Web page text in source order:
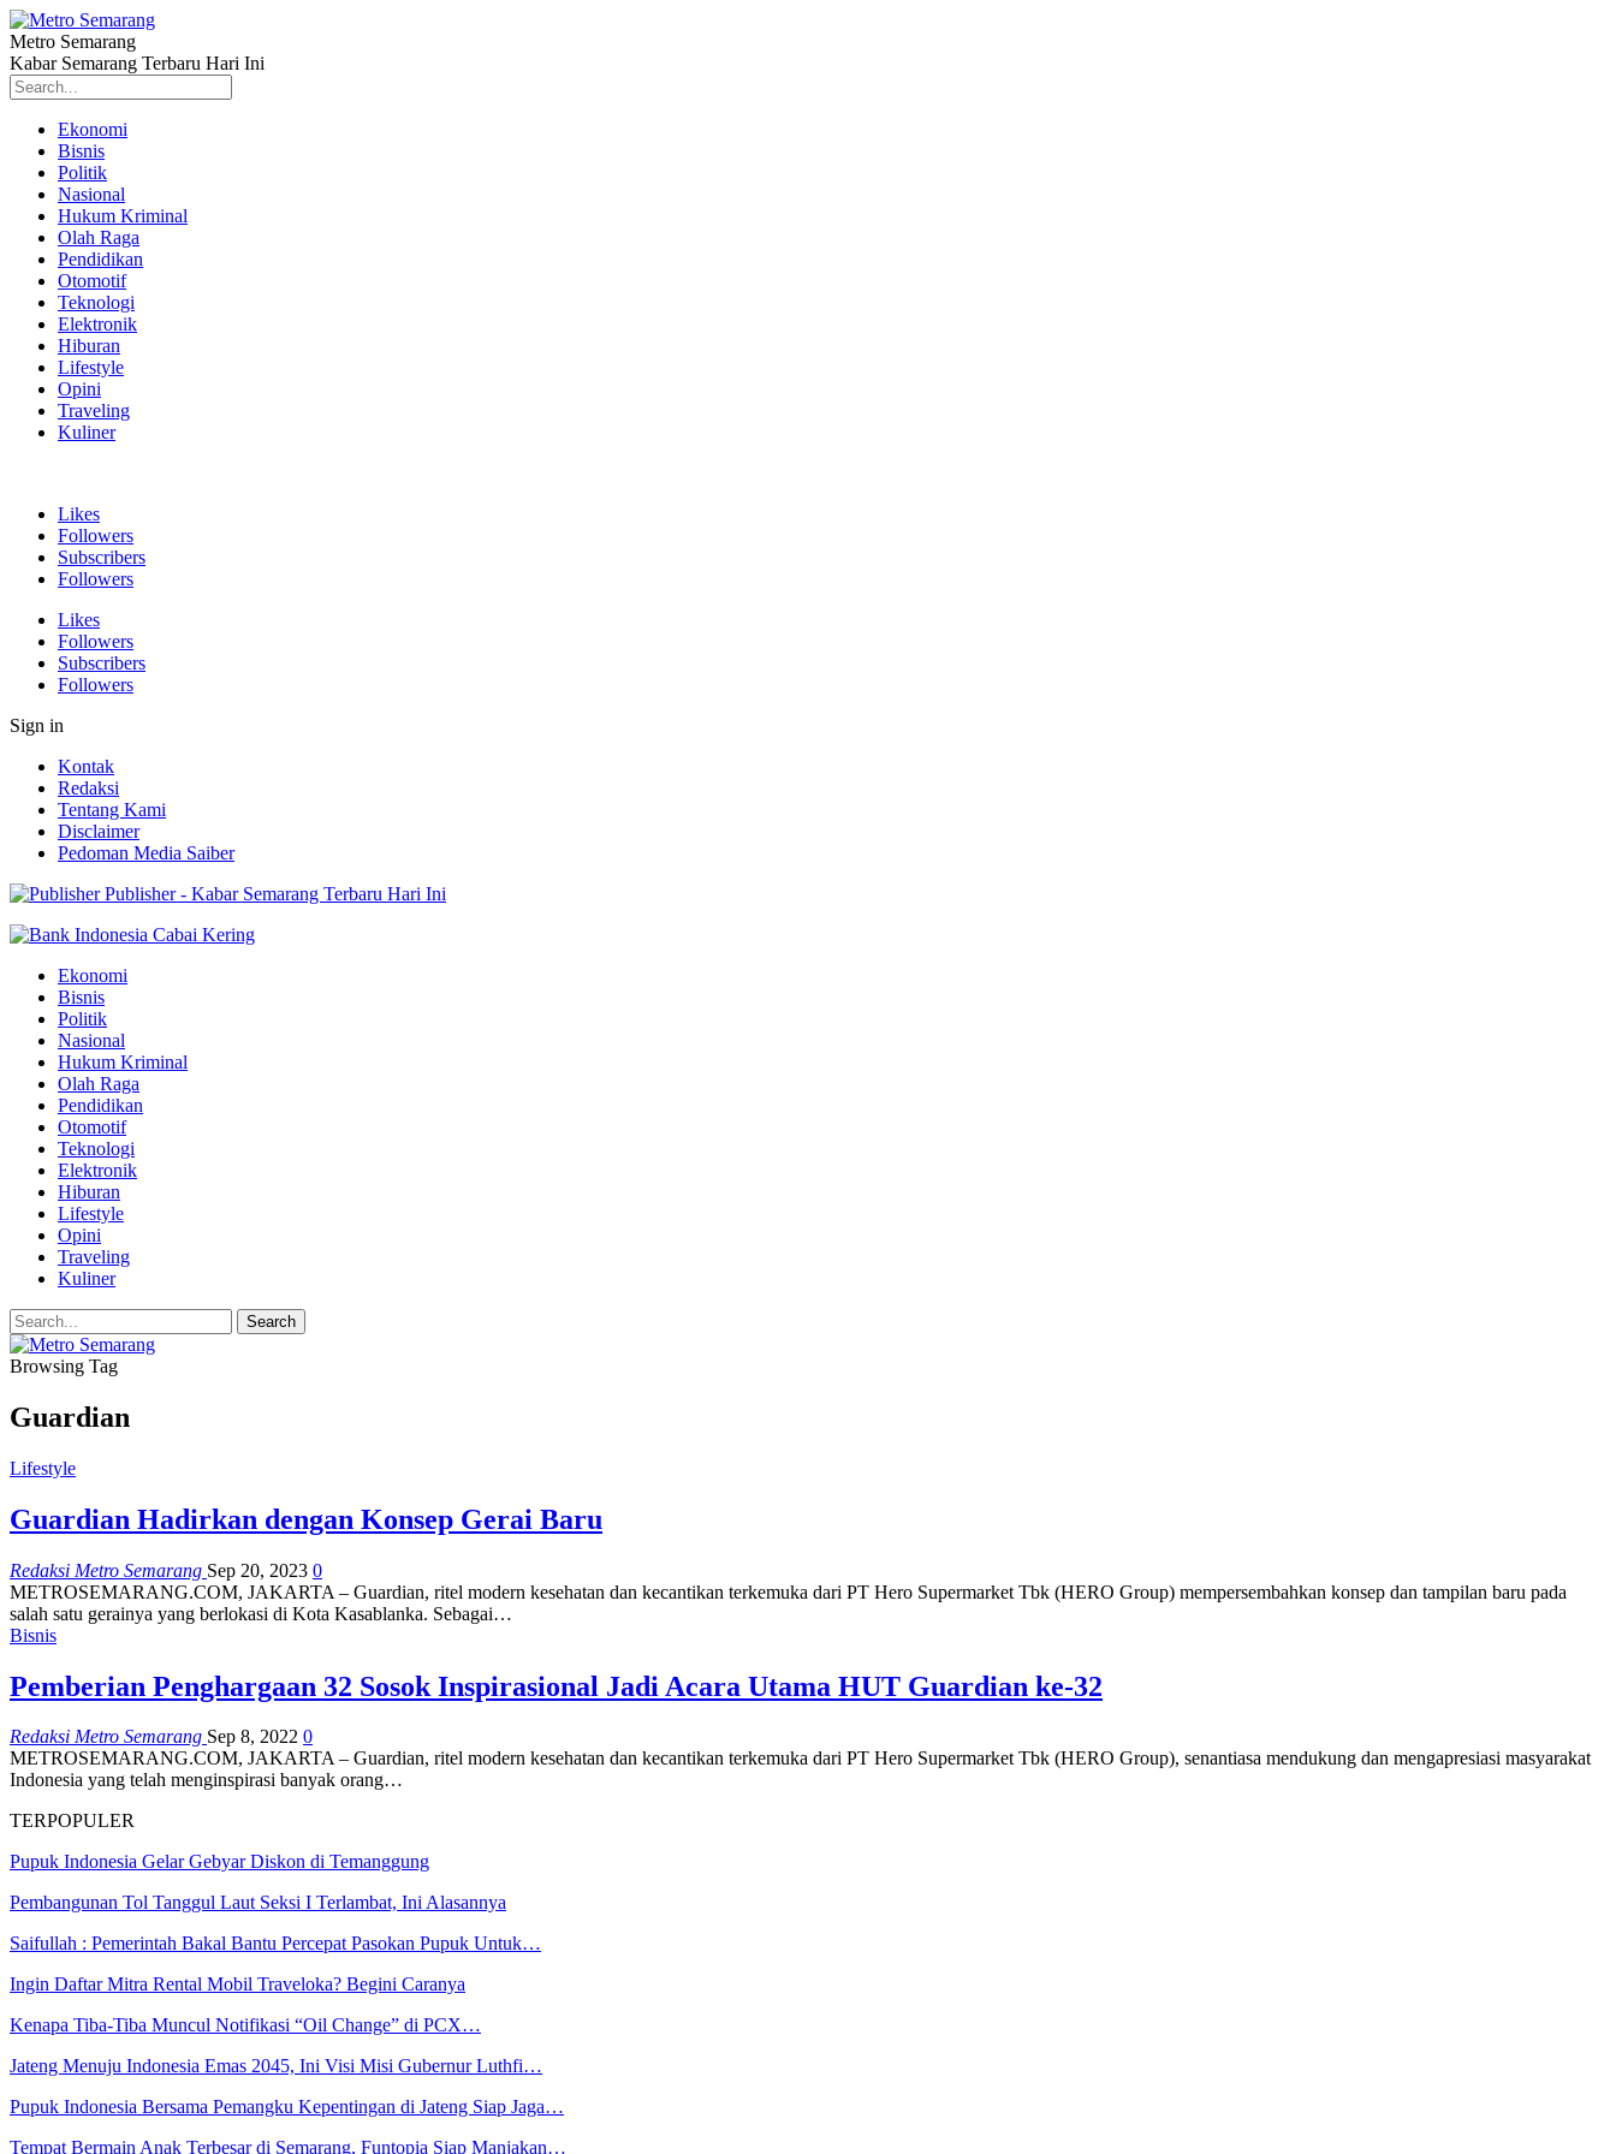
Metro Semarang
Kabar Semarang Terbaru Hari Ini
Ekonomi
Bisnis
Politik
Nasional
Hukum Kriminal
Olah Raga
Pendidikan
Otomotif
Teknologi
Elektronik
Hiburan
Lifestyle
Opini
Traveling
Kuliner
Likes
Followers
Subscribers
Followers
Likes
Followers
Subscribers
Followers
Sign in
Kontak
Redaksi
Tentang Kami
Disclaimer
Pedoman Media Saiber
Publisher - Kabar Semarang Terbaru Hari Ini
Ekonomi
Bisnis
Politik
Nasional
Hukum Kriminal
Olah Raga
Pendidikan
Otomotif
Teknologi
Elektronik
Hiburan
Lifestyle
Opini
Traveling
Kuliner
Browsing Tag
Guardian
Lifestyle
Guardian Hadirkan dengan Konsep Gerai Baru
Redaksi Metro Semarang Sep 20, 2023 0
METROSEMARANG.COM, JAKARTA – Guardian, ritel modern kesehatan dan kecantikan terkemuka dari PT Hero Supermarket Tbk (HERO Group) mempersembahkan konsep dan tampilan baru pada
salah satu gerainya yang berlokasi di Kota Kasablanka. Sebagai…
Bisnis
Pemberian Penghargaan 32 Sosok Inspirasional Jadi Acara Utama HUT Guardian ke-32
Redaksi Metro Semarang Sep 8, 2022 0
METROSEMARANG.COM, JAKARTA – Guardian, ritel modern kesehatan dan kecantikan terkemuka dari PT Hero Supermarket Tbk (HERO Group), senantiasa mendukung dan mengapresiasi masyarakat
Indonesia yang telah menginspirasi banyak orang…
TERPOPULER
Pupuk Indonesia Gelar Gebyar Diskon di Temanggung
Pembangunan Tol Tanggul Laut Seksi I Terlambat, Ini Alasannya
Saifullah : Pemerintah Bakal Bantu Percepat Pasokan Pupuk Untuk…
Ingin Daftar Mitra Rental Mobil Traveloka? Begini Caranya
Kenapa Tiba-Tiba Muncul Notifikasi “Oil Change” di PCX…
Jateng Menuju Indonesia Emas 2045, Ini Visi Misi Gubernur Luthfi…
Pupuk Indonesia Bersama Pemangku Kepentingan di Jateng Siap Jaga…
Tempat Bermain Anak Terbesar di Semarang, Funtopia Siap Manjakan…